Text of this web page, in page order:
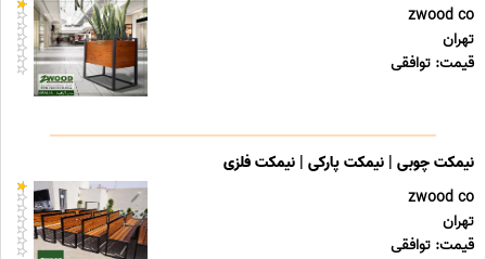
zwood co
تهران
قیمت: توافقی
نیمکت چوبی | نیمکت پارکی | نیمکت فلزی
zwood co
تهران
قیمت: توافقی